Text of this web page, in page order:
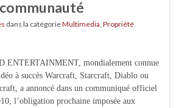
dans la catégorieMultimedia Propriété
ENTERTAINMENT, mondialement connue
à succès Warcraft, Starcraft, Diablo ou
a annoncé dans un communiqué officiel
l’obligation prochaine imposée aux